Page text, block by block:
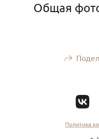
Общая
Политика